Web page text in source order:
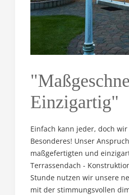
Einzigartig"
Einfach kann jeder, doch
Besonderes! Unser
maßgefertigten und
Terrassendach -
Stunde nutzen wir unsere
mit der stimmungsvollen